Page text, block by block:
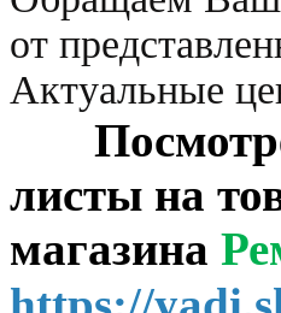
от
Актуальные
листы на
магазина